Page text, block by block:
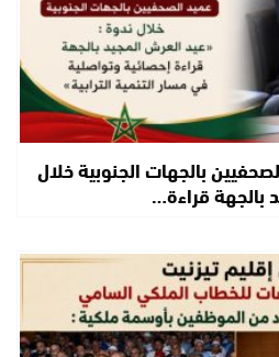
بالجهات الجنوبية خلال
بالجهة قراءة…